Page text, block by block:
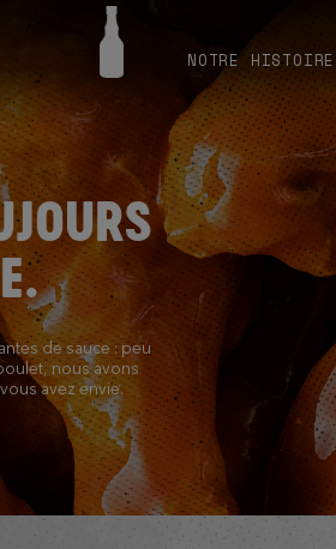
NOTRE HISTOIRE
de sauce : peu
nous avons
avez envie.